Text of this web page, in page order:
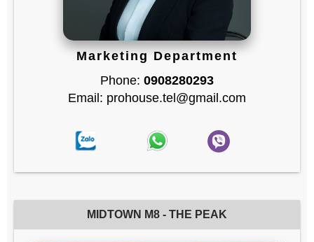
Marketing Department
Phone: 0908280293
Email: prohouse.tel@gmail.com
MIDTOWN M8 - THE PEAK